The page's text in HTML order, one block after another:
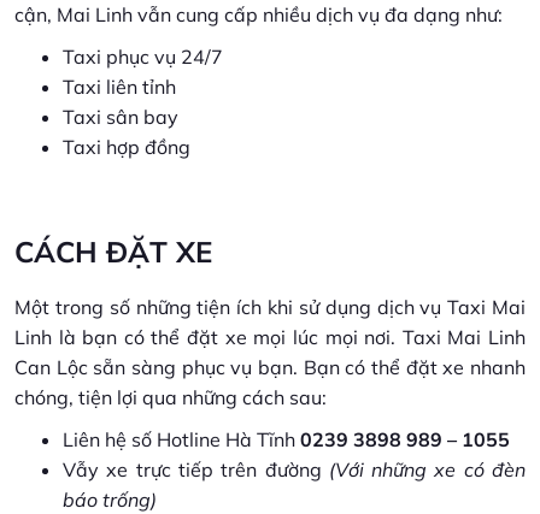
cận, Mai Linh vẫn cung cấp nhiều dịch vụ đa dạng như:
Taxi phục vụ 24/7
Taxi liên tỉnh
Taxi sân bay
Taxi hợp đồng
CÁCH ĐẶT XE
Một trong số những tiện ích khi sử dụng dịch vụ Taxi Mai
Linh là bạn có thể đặt xe mọi lúc mọi nơi. Taxi Mai Linh
Can Lộc sẵn sàng phục vụ bạn. Bạn có thể đặt xe nhanh
chóng, tiện lợi qua những cách sau:
Liên hệ số Hotline Hà Tĩnh 0239 3898 989 – 1055
Vẫy xe trực tiếp trên đường (Với những xe có đèn
báo trống)